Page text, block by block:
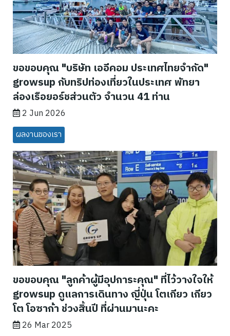
ขอขอบคุณ "บริษัท เออีคอม ประเทศไทยจำกัด"
growsup กับทริปท่องเที่ยวในประเทศ พัทยา
ล่องเรือยอร์ชส่วนตัว จำนวน 41 ท่าน
2 Jun 2026
ผลงานของเรา
ขอขอบคุณ "ลูกค้าผู้มีอุปการะคุณ" ที่ไว้วางใจให้
growsup ดูแลการเดินทาง ญี่ปุ่น โตเกียว เกียว
โต โอซาก้า ช่วงสิ้นปี ที่ผ่านมานะคะ
26 Mar 2025